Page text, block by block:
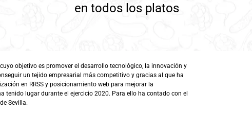
en todos los platos
cuyo objetivo es promover el desarrollo tecnológico, la innovación y
un tejido empresarial más competitivo y gracias al que ha
en RRSS y posicionamiento web para mejorar la
tenido lugar durante el ejercicio 2020. Para ello ha contado con el
Sevilla.